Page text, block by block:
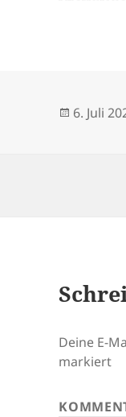
6. Juli
Deine E-
markiert